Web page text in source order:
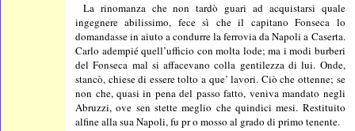
La rinomanza che non tardò guari ad acquistarsi quale
ingegnere abilissimo, fece sì che il capitano Fonseca lo
domandasse in aiuto a condurre la ferrovia da Napoli a Caserta.
Carlo adempié quell’ufficio con molta lode; ma i modi burberi
del Fonseca mal si affacevano colla gentilezza di lui. Onde,
stancò, chiese di essere tolto a que’ lavori. Ciò che ottenne; se
non che, quasi in pena del passo fatto, veniva mandato negli
Abruzzi, ove sen stette meglio che quindici mesi. Restituito
alfine alla sua Napoli, fu pr o mosso al grado di primo tenente.